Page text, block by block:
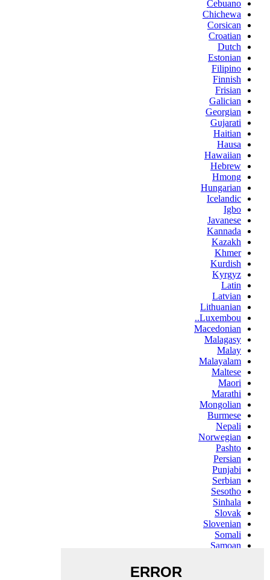
Cebuano
Chichewa
Corsican
Croatian
Dutch
Estonian
Filipino
Finnish
Frisian
Galician
Georgian
Gujarati
Haitian
Hausa
Hawaiian
Hebrew
Hmong
Hungarian
Icelandic
Igbo
Javanese
Kannada
Kazakh
Khmer
Kurdish
Kyrgyz
Latin
Latvian
Lithuanian
Luxembou..
Macedonian
Malagasy
Malay
Malayalam
Maltese
Maori
Marathi
Mongolian
Burmese
Nepali
Norwegian
Pashto
Persian
Punjabi
Serbian
Sesotho
Sinhala
Slovak
Slovenian
Somali
Samoan